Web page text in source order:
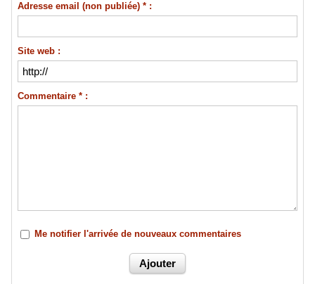
Adresse email (non publiée) * :
Site web :
Commentaire * :
Me notifier l'arrivée de nouveaux commentaires